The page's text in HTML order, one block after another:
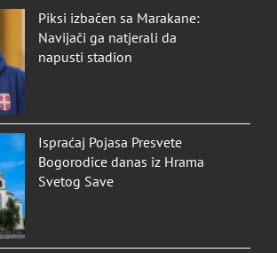
Piksi izbačen sa Marakane:
Navijači ga natjerali da
napusti stadion
Ispraćaj Pojasa Presvete
Bogorodice danas iz Hrama
Svetog Save